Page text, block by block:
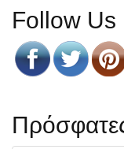
Follow Us